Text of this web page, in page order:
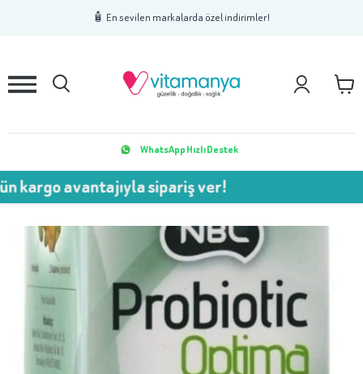
🧴 En sevilen markalarda özel indirimler!
2 3
WhatsApp Hızlı Destek
avantajıyla sipariş ver!